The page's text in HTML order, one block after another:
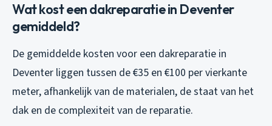
Wat kost een dakreparatie in Deventer
gemiddeld?
De gemiddelde kosten voor een dakreparatie in
Deventer liggen tussen de €35 en €100 per vierkante
meter, afhankelijk van de materialen, de staat van het
dak en de complexiteit van de reparatie.